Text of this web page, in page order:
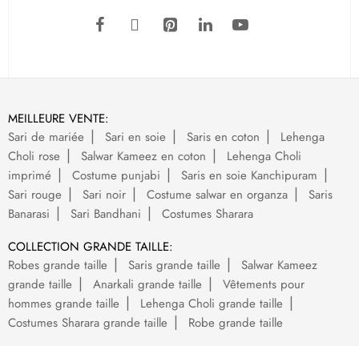
MEILLEURE VENTE:
Sari de mariée
Sari en soie Saris en coton
Lehenga
Choli rose
Salwar Kameez en coton
Lehenga Choli
imprimé
Costume punjabi
Saris en soie Kanchipuram
Sari rouge
Sari noir Costume salwar en organza
Saris
Banarasi
Sari Bandhani
Costumes Sharara
COLLECTION GRANDE TAILLE:
Robes grande taille
Saris grande taille
Salwar Kameez
grande taille
Anarkali grande taille
Vêtements pour
hommes grande taille
Lehenga Choli grande taille
Costumes Sharara grande taille
Robe grande taille